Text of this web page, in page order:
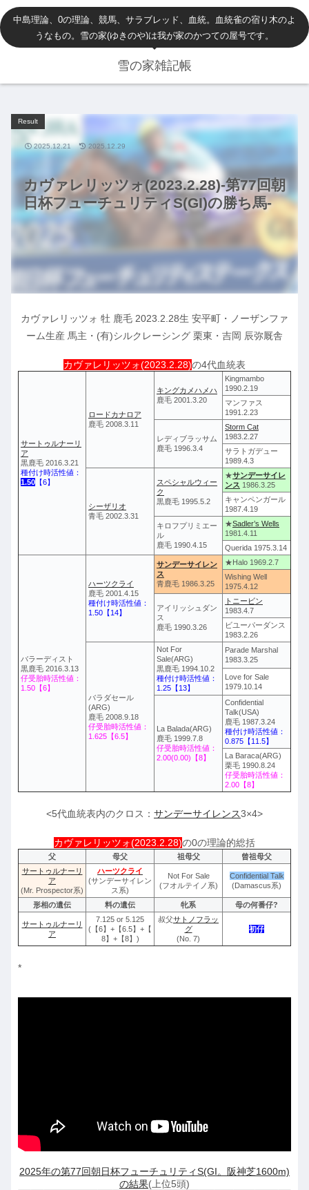
中島理論、0の理論、競馬、サラブレッド、血統。血統雀の宿り木のよ
うなもの。雪の家(ゆきのや)は我が家のかつての屋号です。
雪の家雑記帳
カヴァレリッツォ(2023.2.28)-第77回朝
日杯フューチュリティS(GI)の勝ち馬-
Result
2025.12.21 2025.12.29
カヴァレリッツォ 牡 鹿毛 2023.2.28生 安平町・ノーザンファ
ーム生産 馬主・(有)シルクレーシング 栗東・吉岡 辰弥厩舎
カヴァレリッツォ(2023.2.28)の4代血統表
サートゥルナーリ
ア
黒鹿毛 2016.3.21
種付け時活性値：
1.50 【6】
ロードカナロア
鹿毛 2008.3.11
キングカメハメハ
鹿毛 2001.3.20
Kingmambo
1990.2.19
マンファス
1991.2.23
レディブラッサム
鹿毛 1996.3.4
Storm Cat
1983.2.27
サラトガデュー
1989.4.3
シーザリオ
青毛 2002.3.31
スペシャルウィー
ク
黒鹿毛 1995.5.2
★サンデーサイレ
ンス 1986.3.25
キャンペンガール
1987.4.19
キロフプリミエー
ル
鹿毛 1990.4.15
★Sadler’s Wells
1981.4.11
Querida 1975.3.14
バラーディスト
黒鹿毛 2016.3.13
仔受胎時活性値：
1.50【6】
ハーツクライ
鹿毛 2001.4.15
種付け時活性値：
1.50【14】
サンデーサイレン
ス
青鹿毛 1986.3.25
★Halo 1969.2.7
Wishing Well
1975.4.12
アイリッシュダン
ス
鹿毛 1990.3.26
トニービン
1983.4.7
ビユーパーダンス
1983.2.26
バラダセール
(ARG)
鹿毛 2008.9.18
仔受胎時活性値：
1.625【6.5】
Not For
Sale(ARG)
黒鹿毛 1994.10.2
種付け時活性値：
1.25【13】
Parade Marshal
1983.3.25
Love for Sale
1979.10.14
La Balada(ARG)
鹿毛 1999.7.8
仔受胎時活性値：
2.00(0.00)【8】
Confidential
Talk(USA)
鹿毛 1987.3.24
種付け時活性値：
0.875【11.5】
La Baraca(ARG)
栗毛 1990.8.24
仔受胎時活性値：
2.00【8】
<5代血統表内のクロス： サンデーサイレンス3×4>
カヴァレリッツォ(2023.2.28)の0の理論的総括
父 母父 祖母父
曾祖母父
サートゥルナーリ
ア
(Mr. Prospector系)
ハーツクライ
(サンデーサイレン
ス系)
Not For Sale
(フオルテイノ系)
Confidential Talk
(Damascus系)
形相の遺伝 料の遺伝 牝系 母の何番仔?
サートゥルナーリ
ア
7.125 or 5.125
(【6】+【6.5】+【
8】+【8】)
叔父サトノフラッ
グ
(No. 7)
初仔
*
2025年の第77回朝日杯フューチュリティS(GI。阪神芝1600m)
の結果(上位5頭)